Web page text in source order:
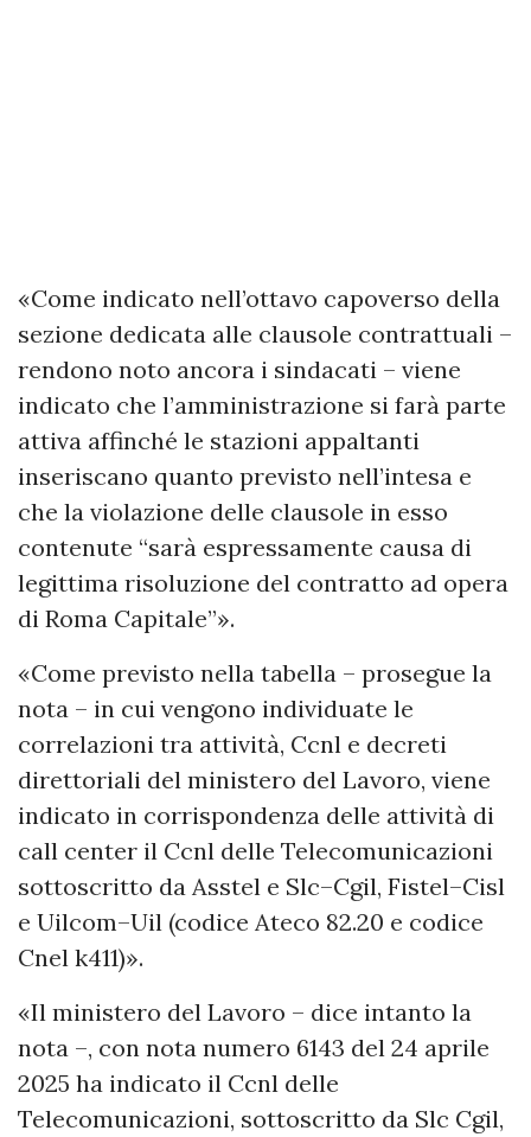
«Come indicato nell’ottavo capoverso della
sezione dedicata alle clausole contrattuali –
rendono noto ancora i sindacati – viene
indicato che l’amministrazione si farà parte
attiva affinché le stazioni appaltanti
inseriscano quanto previsto nell’intesa e
che la violazione delle clausole in esso
contenute “sarà espressamente causa di
legittima risoluzione del contratto ad opera
di Roma Capitale”».
«Come previsto nella tabella – prosegue la
nota – in cui vengono individuate le
correlazioni tra attività, Ccnl e decreti
direttoriali del ministero del Lavoro, viene
indicato in corrispondenza delle attività di
call center il Ccnl delle Telecomunicazioni
sottoscritto da Asstel e Slc–Cgil, Fistel–Cisl
e Uilcom–Uil (codice Ateco 82.20 e codice
Cnel k411)».
«Il ministero del Lavoro – dice intanto la
nota –, con nota numero 6143 del 24 aprile
2025 ha indicato il Ccnl delle
Telecomunicazioni, sottoscritto da Slc Cgil,